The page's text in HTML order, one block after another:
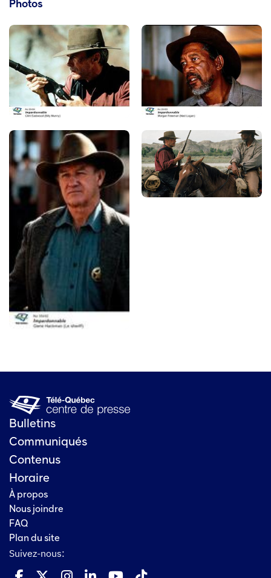
Photos
Bulletins
Communiqués
Contenus
Horaire
À propos
Nous joindre
FAQ
Plan du site
Suivez-nous: